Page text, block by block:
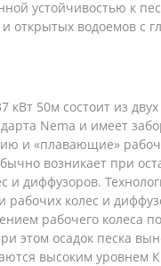
устойчивостью к
открытых водоемов с
кВт 50м состоит из
Nema и имеет
и «плавающие»
возникает при
и диффузоров.
рабочих колес и
рабочего колеса
этом осадок песка
высоким уровнем